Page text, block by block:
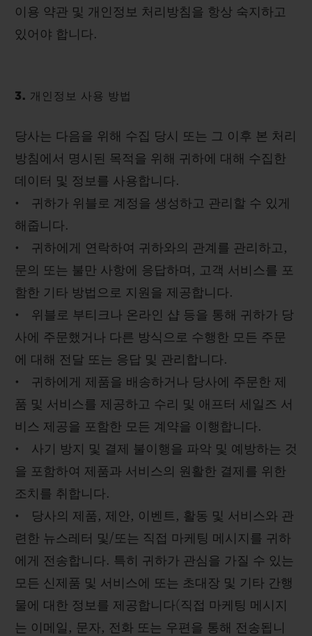
이용 약관 및 개인정보 처리방침을 항상 숙지하고
있어야 합니다.
3. 개인정보 사용 방법
당사는 다음을 위해 수집 당시 또는 그 이후 본 처리
방침에서 명시된 목적을 위해 귀하에 대해 수집한
데이터 및 정보를 사용합니다.
• 귀하가 위블로 계정을 생성하고 관리할 수 있게
해줍니다.
• 귀하에게 연락하여 귀하와의 관계를 관리하고,
문의 또는 불만 사항에 응답하며, 고객 서비스를 포
함한 기타 방법으로 지원을 제공합니다.
• 위블로 부티크나 온라인 샵 등을 통해 귀하가 당
사에 주문했거나 다른 방식으로 수행한 모든 주문
에 대해 전달 또는 응답 및 관리합니다.
• 귀하에게 제품을 배송하거나 당사에 주문한 제
품 및 서비스를 제공하고 수리 및 애프터 세일즈 서
비스 제공을 포함한 모든 계약을 이행합니다.
• 사기 방지 및 결제 불이행을 파악 및 예방하는 것
을 포함하여 제품과 서비스의 원활한 결제를 위한
조치를 취합니다.
• 당사의 제품, 제안, 이벤트, 활동 및 서비스와 관
련한 뉴스레터 및/또는 직접 마케팅 메시지를 귀하
에게 전송합니다. 특히 귀하가 관심을 가질 수 있는
모든 신제품 및 서비스에 또는 초대장 및 기타 간행
물에 대한 정보를 제공합니다(직접 마케팅 메시지
는 이메일, 문자, 전화 또는 우편을 통해 전송됩니